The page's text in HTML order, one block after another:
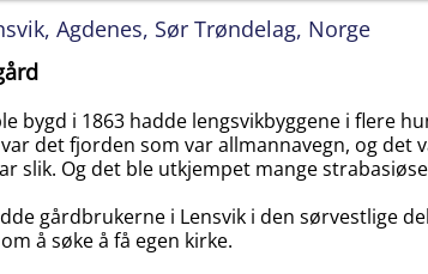
Agdenes, Sør Trøndelag, Norge
bygd i 1863 hadde lengsvikbyggene i
det fjorden som var allmannavegn, og
slik. Og det ble utkjempet mange
gårdbrukerne i Lensvik i den sørvestlige
å søke å få egen kirke.